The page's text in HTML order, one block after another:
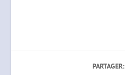
PARTAGER: